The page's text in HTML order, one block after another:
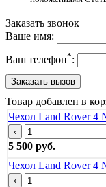
Заказать звонок
Ваше имя:
Ваш телефон*:
Товар добавлен в
Чехол Land Rover
‹
5 500 руб.
Чехол Land Rover
‹